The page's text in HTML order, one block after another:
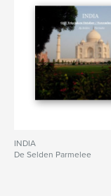
INDIA
De Selden Parmelee